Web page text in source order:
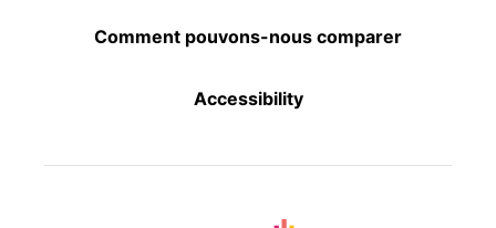
Comment pouvons-nous comparer
Accessibility